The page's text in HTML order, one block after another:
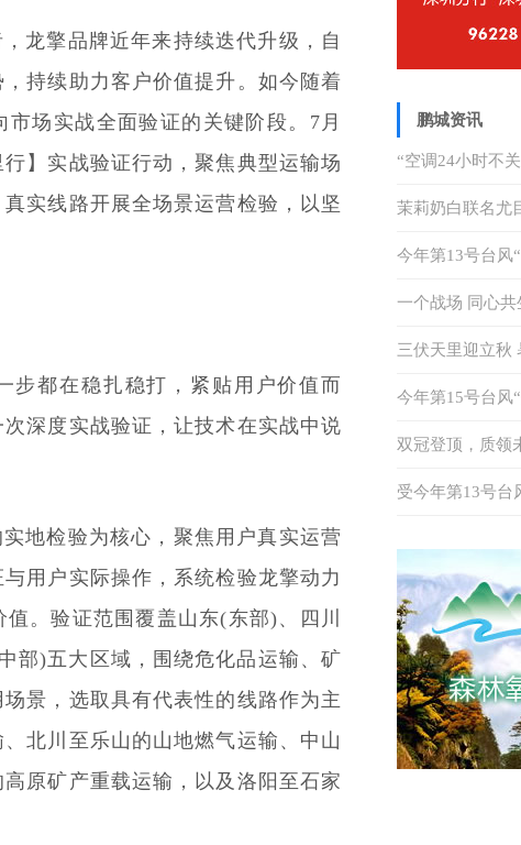
龙擎品牌近年来持续迭代升级，自
持续助力客户价值提升。如今随着
场实战全面验证的关键阶段。7月
】实战验证行动，聚焦典型运输场
实线路开展全场景运营检验，以坚
步都在稳扎稳打，紧贴用户价值而
深度实战验证，让技术在实战中说
地检验为核心，聚焦用户真实运营
用户实际操作，系统检验龙擎动力
。验证范围覆盖山东(东部)、四川
部)五大区域，围绕危化品运输、矿
景，选取具有代表性的线路作为主
北川至乐山的山地燃气运输、中山
原矿产重载运输，以及洛阳至石家
鹏城资讯
“空调24小时不
答
茉莉奶白联名尤
天」跨界美学范
今年第13号台风
措应对
一个战场 同心共
奇瑞商用车
重召开
三伏天里迎立秋
四类人群防中暑
今年第15号台风
未来对我国无影
双冠登顶，质领
动力电池安全赛
受今年第13号台